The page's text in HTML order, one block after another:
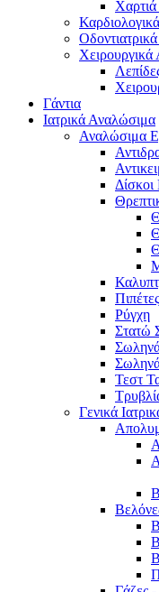
Γάντια
Ιατρικά Αναλώσιμα
Αναλώσιμα
Δίσκοι
Πιπέτες
Ρύγχη
Στατώ
Τεστ
Γενικά